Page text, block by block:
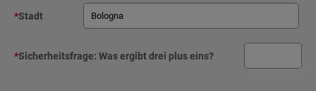
*Stadt
*Sicherheitsfrage: Was ergibt drei plus eins?